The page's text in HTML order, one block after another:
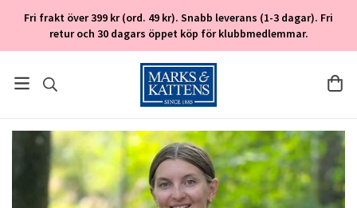
Fri frakt över 399 kr (ord. 49 kr). Snabb leverans (1-3 dagar). Fri
retur och 30 dagars öppet köp för klubbmedlemmar.